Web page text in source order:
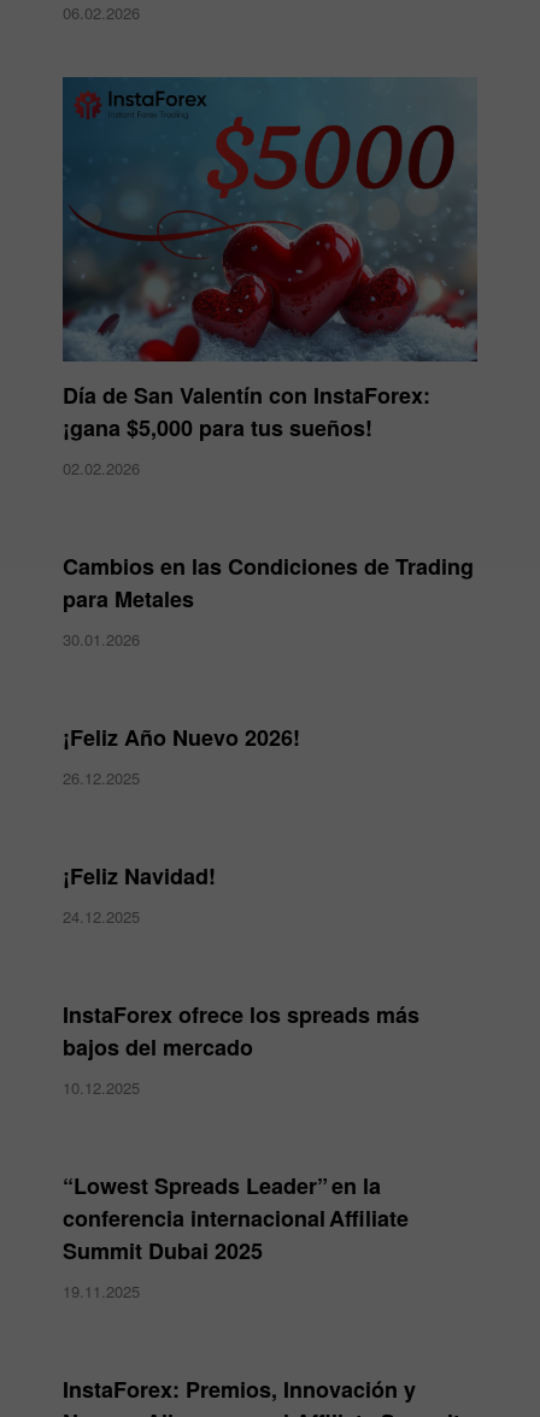
06.02.2026
Día de San Valentín con InstaForex:
¡gana $5,000 para tus sueños!
02.02.2026
Cambios en las Condiciones de Trading
para Metales
30.01.2026
¡Feliz Año Nuevo 2026!
26.12.2025
¡Feliz Navidad!
24.12.2025
InstaForex ofrece los spreads más
bajos del mercado
10.12.2025
“Lowest Spreads Leader” en la
conferencia internacional Affiliate
Summit Dubai 2025
19.11.2025
InstaForex: Premios, Innovación y